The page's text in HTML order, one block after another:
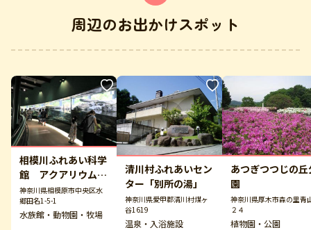
周辺のお出かけスポット
相模川ふれあい科学
館 アクアリウムさ
がみはら
神奈川県相模原市中央区水
郷田名1-5-1
水族館・動物園・牧場
清川村ふれあいセン
ター「別所の湯」
神奈川県愛甲郡清川村煤ヶ
谷1619
温泉・入浴施設
あつぎつつじの丘
園
神奈川県厚木市森の里青
２４
植物園・公園